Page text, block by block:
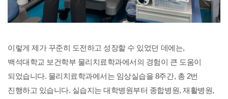
이렇게 제가 꾸준히 도전하고 성장할 수 있었던 데에는,
백석대학교 보건학부 물리치료학과에서의 경험이 큰 도움이
되었습니다. 물리치료학과에서는 임상실습을 8주간, 총 2번
진행하고 있습니다. 실습지는대학병원부터 종합병원, 재활병원,